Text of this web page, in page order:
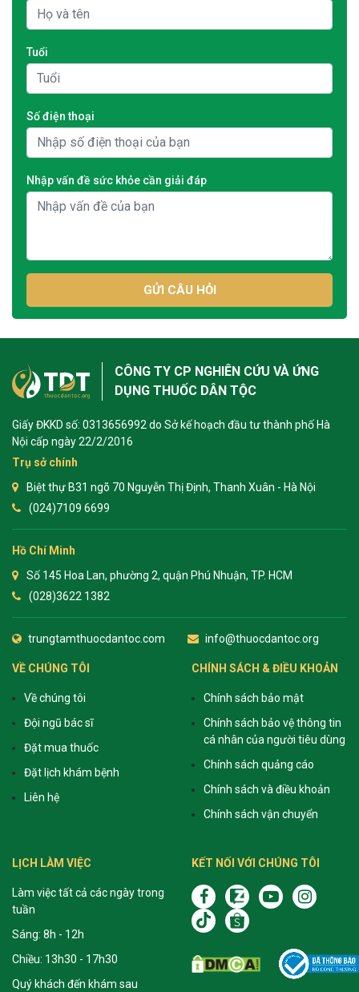
Tuổi
Số điện thoại
Nhập vấn đề sức khỏe cần giải đáp
GỬI CÂU HỎI
CÔNG TY CP NGHIÊN CỨU VÀ ỨNG
DỤNG THUỐC DÂN TỘC
Giấy ĐKKD số: 0313656992 do Sở kế hoạch đầu tư thành phố Hà
Nội cấp ngày 22/2/2016
Trụ sở chính
Biệt thự B31 ngõ 70 Nguyễn Thị Định, Thanh Xuân - Hà Nội
(024)7109 6699
Hồ Chí Minh
Số 145 Hoa Lan, phường 2, quận Phú Nhuận, TP. HCM
(028)3622 1382
trungtamthuocdantoc.com info@thuocdantoc.org
VỀ CHÚNG TÔI
Về chúng tôi
Đội ngũ bác sĩ
Đặt mua thuốc
Đặt lịch khám bệnh
Liên hệ
CHÍNH SÁCH & ĐIỀU KHOẢN
Chính sách bảo mật
Chính sách bảo vệ thông tin
cá nhân của người tiêu dùng
Chính sách quảng cáo
Chính sách và điều khoản
Chính sách vận chuyển
LỊCH LÀM VIỆC
Làm việc tất cả các ngày trong
tuần
Sáng: 8h - 12h
Chiều: 13h30 - 17h30
Quý khách đến khám sau
KẾT NỐI VỚI CHÚNG TÔI